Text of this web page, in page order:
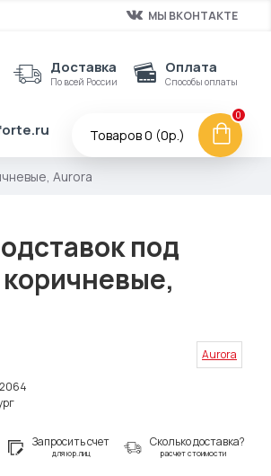
МЫ ВКОНТАКТЕ
Доставка
По всей России
Оплата
Способы оплаты
Товаров 0 (0р.)
0
Aurora
под
Aurora
Запросить счет
для юр.лиц
Сколько доставка?
расчет стоимости